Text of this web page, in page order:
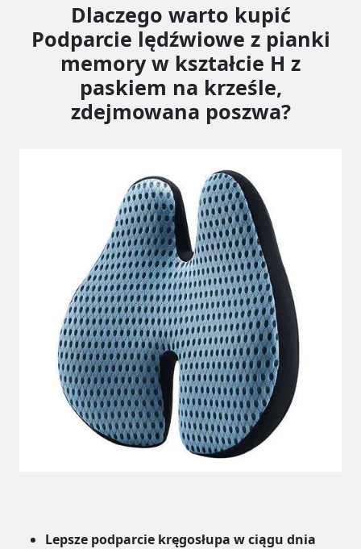
Dlaczego warto kupić
Podparcie lędźwiowe z pianki
memory w kształcie H z
paskiem na krześle,
zdejmowana poszwa?
Lepsze podparcie kręgosłupa w ciągu dnia